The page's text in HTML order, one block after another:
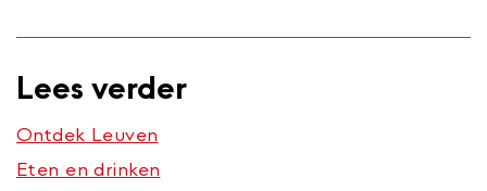
Lees verder
Ontdek Leuven
Eten en drinken